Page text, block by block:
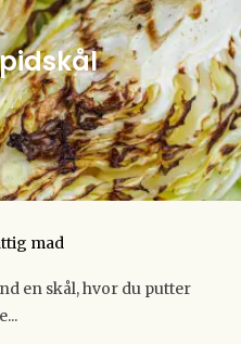
mad
en skål, hvor du putter